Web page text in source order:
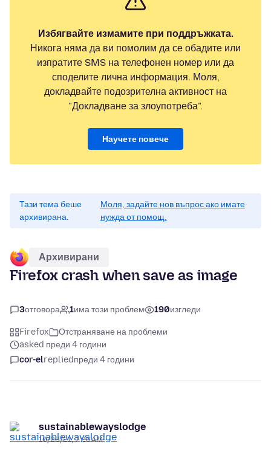
Избягвайте измамите при поддръжката.
Никога няма да ви помолим да се обадите или
изпратите SMS на телефонен номер или да
споделите лична информация. Моля,
докладвайте подозрителна активност на
"Докладване за злоупотреба".
Научете повече
Тази тема беше
архивирана.
Моля, задайте нов въпрос ако имате
нужда от помощ.
Архивирани
Firefox crash when save as image
3отговора 1има този проблем 190изгледи
Firefox
Отстраняване на проблеми
asked преди 4 години
cor-elrepliedпреди 4 години
sustainablewayslodge
10/28/21, 7:26 AM